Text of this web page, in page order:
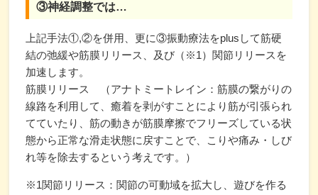
③神経調整では…
上記手法①,②を併用、更に③振動療法をplusして筋硬
結の弛緩や筋膜リリース、及び（※1）関節リリースを
加速します。
筋膜リリース （アナトミートレイン：筋膜の繋がりの
線路を利用して、癒着を剥がすことにより筋が引張られ
てていたり、筋の動きが筋膜摩擦でフリーズしている状
態から正常な滑走状態に戻すことで、こりや痛み・しび
れ等を除去するという考えです。）
※1関節リリース：関節の可動域を拡大し、遊びを作る